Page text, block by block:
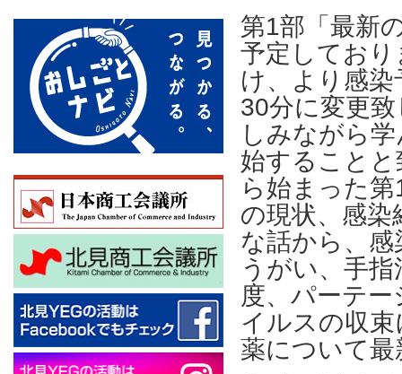
第1部「最新
予定してお
け、より感
30分に変更
しみながら
始すること
ら始まった
の現状、感染
な話から、
うがい、手
度、パーテ
イルスの収
薬について